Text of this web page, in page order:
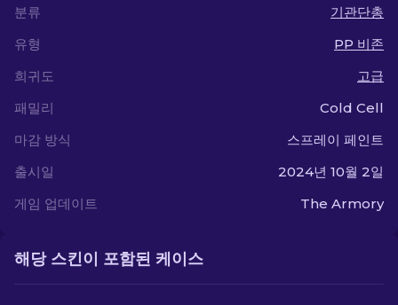
분류
기관단총
유형
PP 비존
희귀도
고급
패밀리
Cold Cell
마감 방식
스프레이 페인트
출시일
2024년 10월 2일
게임 업데이트
The Armory
해당 스킨이 포함된 케이스